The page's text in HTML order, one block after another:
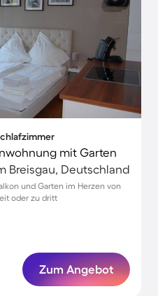
mit Garten
Breisgau, Deutschland
und Garten im Herzen von
oder zu dritt
Zum Angebot